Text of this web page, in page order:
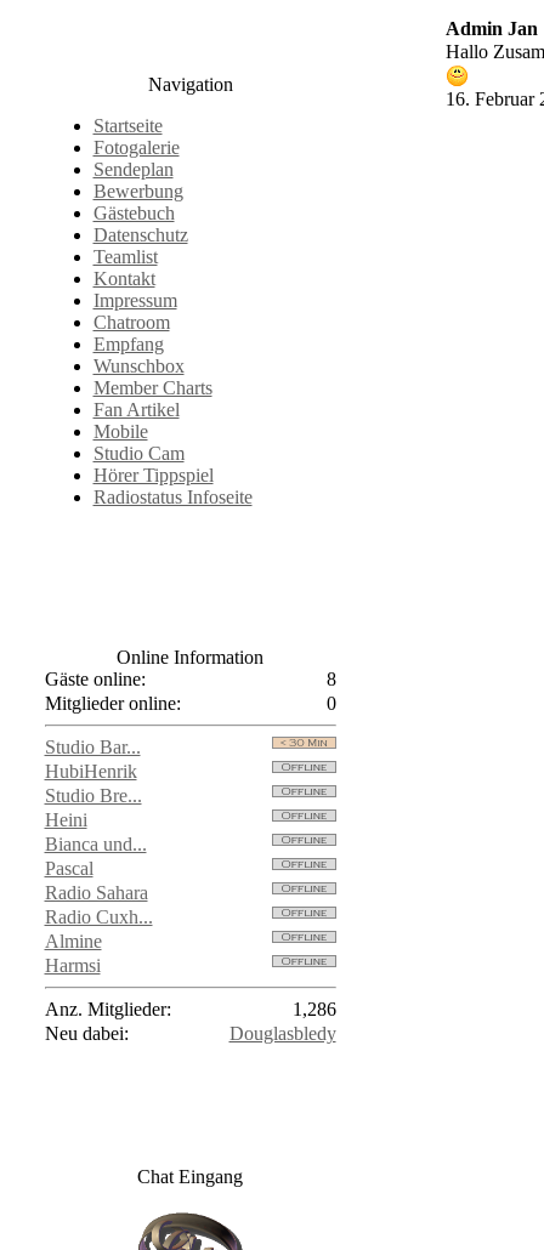
Navigation
Startseite
Fotogalerie
Sendeplan
Bewerbung
Gästebuch
Datenschutz
Teamlist
Kontakt
Impressum
Chatroom
Empfang
Wunschbox
Member Charts
Fan Artikel
Mobile
Studio Cam
Hörer Tippspiel
Radiostatus Infoseite
Online Information
Gäste online:
8
Mitglieder online:
0
Studio Bar...
HubiHenrik
Studio Bre...
Heini
Bianca und...
Pascal
Radio Sahara
Radio Cuxh...
Almine
Harmsi
Anz. Mitglieder:
1,286
Neu dabei:
Douglasbledy
Chat Eingang
Admin Jan
Hallo
16. Februar